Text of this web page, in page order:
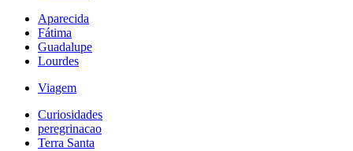
Aparecida
Fátima
Guadalupe
Lourdes
Viagem
Curiosidades
peregrinacao
Terra Santa